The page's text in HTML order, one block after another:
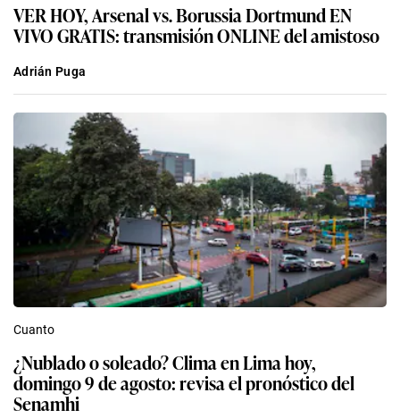
VER HOY, Arsenal vs. Borussia Dortmund EN
VIVO GRATIS: transmisión ONLINE del amistoso
Adrián Puga
Cuanto
¿Nublado o soleado? Clima en Lima hoy,
domingo 9 de agosto: revisa el pronóstico del
Senamhi